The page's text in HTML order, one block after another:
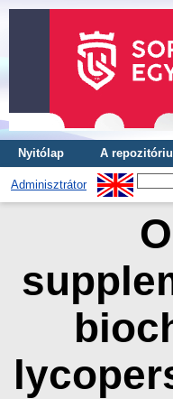
Nyitólap A
Adminisztrátor